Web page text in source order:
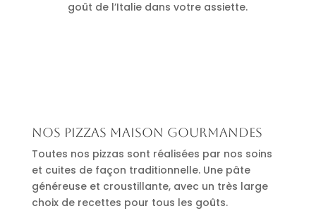
goût de l’Italie dans votre assiette.
Nos pizzas maison gourmandes
Toutes nos pizzas sont réalisées par nos soins
et cuites de façon traditionnelle. Une pâte
généreuse et croustillante, avec un très large
choix de recettes pour tous les goûts.